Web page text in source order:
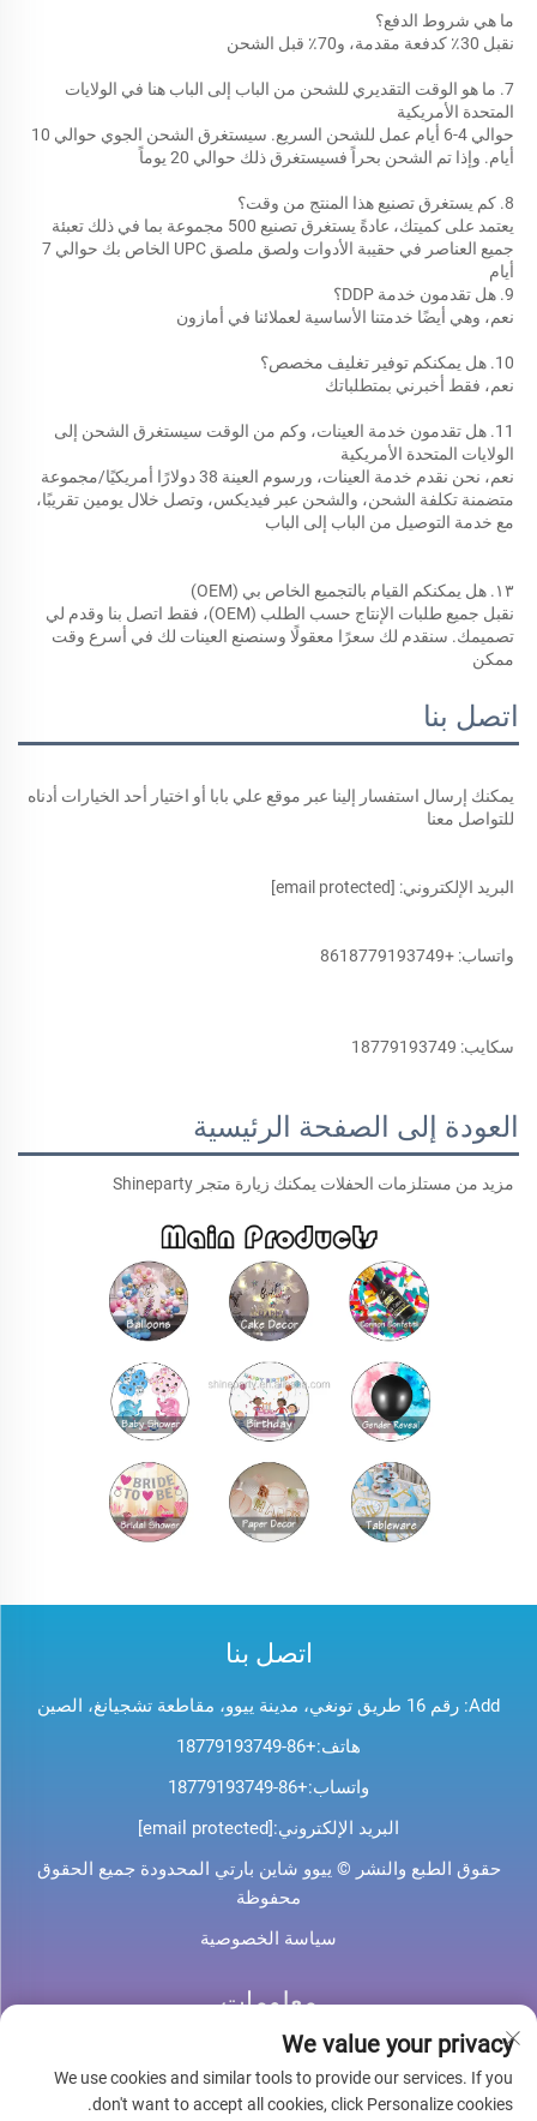
ما هي شروط الدفع؟
نقبل 30٪ كدفعة مقدمة، و70٪ قبل الشحن
المتحدة الأمريكية
أيام. وإذا تم الشحن بحراً فسيستغرق ذلك حوالي 20 يوماً
8. كم يستغرق تصنيع هذا المنتج من وقت؟
أيام
9. هل تقدمون خدمة DDP؟
نعم، وهي أيضًا خدمتنا الأساسية لعملائنا في أمازون
10. هل يمكنكم توفير تغليف مخصص؟
نعم، فقط أخبرني بمتطلباتك
الولايات المتحدة الأمريكية
مع خدمة التوصيل من الباب إلى الباب
١٣. هل يمكنكم القيام بالتجميع الخاص بي (OEM)
ممكن
اتصل بنا
للتواصل معنا
البريد الإلكتروني: [email protected]
واتساب: +8618779193749
سكايب: 18779193749
العودة إلى الصفحة الرئيسية
مزيد من مستلزمات الحفلات يمكنك زيارة متجر Shineparty
اتصل بنا
Add: رقم 16 طريق تونغي، مدينة ييوو، مقاطعة تشجيانغ، الصين
هاتف:+86-18779193749
واتساب:+86-18779193749
البريد الإلكتروني:[email protected]
حقوق الطبع والنشر © ييوو شاين بارتي المحدودة جميع الحقوق
محفوظة
سياسة الخصوصية
معلومات
اشترك لتلقي نشرتنا الإخبارية الأسبوعية
We value your privacy
We use cookies and similar tools to provide our services. If you
don't want to accept all cookies, click Personalize cookies.